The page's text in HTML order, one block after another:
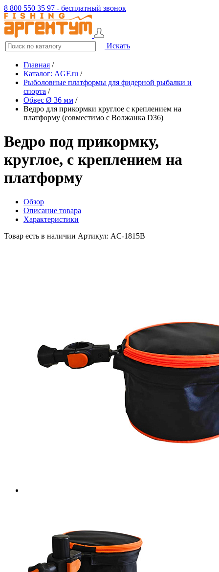
8 800 550 35 97 - бесплатный звонок
Искать
Главная /
Каталог: AGF.ru /
Рыболовные платформы для фидерной рыбалки и
спорта /
Обвес Ø 36 мм /
Ведро для прикормки круглое с креплением на
платформу (совместимо с Волжанка D36)
Ведро под прикормку,
круглое, с креплением на
платформу
Обзор
Описание товара
Характеристики
Товар есть в наличии Артикул: AC-1815В